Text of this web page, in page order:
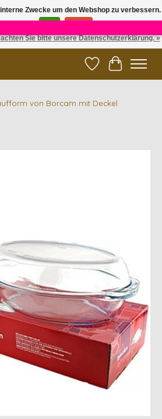
×
| ✓ 14 dagen retourneren
Wunschzettel
Ihr
von Borcam mit Deckel
Zwecke um den Webshop zu verbessern.
Sie bitte unsere Datenschutzerklärung. »